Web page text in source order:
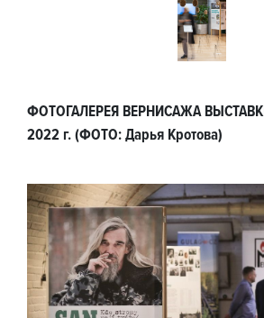
ФОТОГАЛЕРЕЯ ВЕРНИСАЖА
2022 г. (ФОТО: Дарья Кротова)